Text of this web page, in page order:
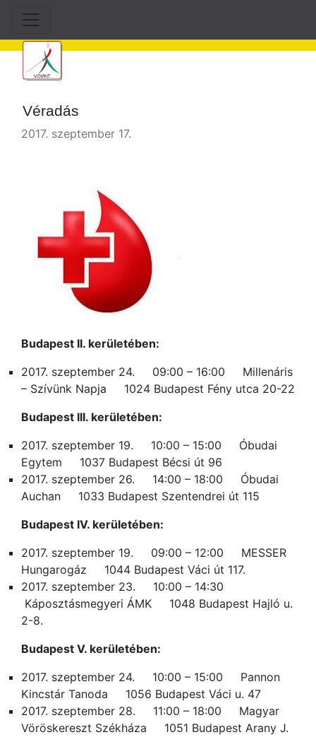
Véradás
2017. szeptember 17.
Budapest II. kerületében:
2017. szeptember 24. 09:00 – 16:00 Millenáris
– Szívünk Napja 1024 Budapest Fény utca 20-22
Budapest III. kerületében:
2017. szeptember 19. 10:00 – 15:00 Óbudai
Egytem 1037 Budapest Bécsi út 96
2017. szeptember 26. 14:00 – 18:00 Óbudai
Auchan 1033 Budapest Szentendrei út 115
Budapest IV. kerületében:
2017. szeptember 19. 09:00 – 12:00 MESSER
Hungarogáz 1044 Budapest Váci út 117.
2017. szeptember 23. 10:00 – 14:30
Káposztásmegyeri ÁMK 1048 Budapest Hajló u.
2-8.
Budapest V. kerületében:
2017. szeptember 24. 10:00 – 15:00 Pannon
Kincstár Tanoda 1056 Budapest Váci u. 47
2017. szeptember 28. 11:00 – 18:00 Magyar
Vöröskereszt Székháza 1051 Budapest Arany J.